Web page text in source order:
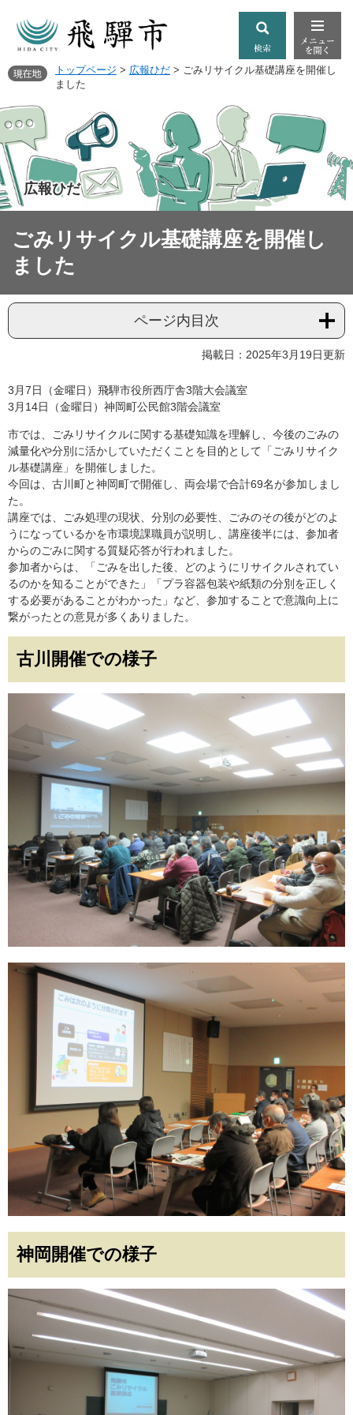
トップページ > 広報ひだ > ごみリサイクル基礎講座を開催し
ました
広報ひだ
ごみリサイクル基礎講座を開催し
ました
ページ内目次
掲載日：2025年3月19日更新
3月7日（金曜日）飛騨市役所西庁舎3階大会議室
3月14日（金曜日）神岡町公民館3階会議室
市では、ごみリサイクルに関する基礎知識を理解し、今後のごみの
減量化や分別に活かしていただくことを目的として「ごみリサイク
ル基礎講座」を開催しました。
今回は、古川町と神岡町で開催し、両会場で合計69名が参加しまし
た。
講座では、ごみ処理の現状、分別の必要性、ごみのその後がどのよ
うになっているかを市環境課職員が説明し、講座後半には、参加者
からのごみに関する質疑応答が行われました。
参加者からは、「ごみを出した後、どのようにリサイクルされてい
るのかを知ることができた」「プラ容器包装や紙類の分別を正しく
する必要があることがわかった」など、参加することで意識向上に
繋がったとの意見が多くありました。
古川開催での様子
神岡開催での様子